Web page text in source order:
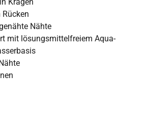
Kragen
Nähte
mit lösungsmittelfreiem Aqua-